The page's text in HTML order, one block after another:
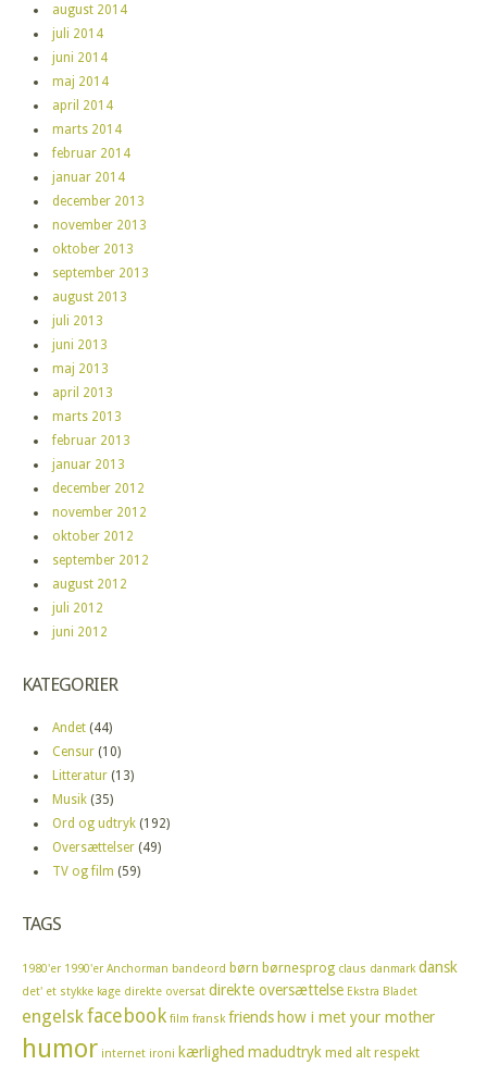
august 2014
juli 2014
juni 2014
maj 2014
april 2014
marts 2014
februar 2014
januar 2014
december 2013
november 2013
oktober 2013
september 2013
august 2013
juli 2013
juni 2013
maj 2013
april 2013
marts 2013
februar 2013
januar 2013
december 2012
november 2012
oktober 2012
september 2012
august 2012
juli 2012
juni 2012
KATEGORIER
Andet (44)
Censur (10)
Litteratur (13)
Musik (35)
Ord og udtryk (192)
Oversættelser (49)
TV og film (59)
TAGS
1980'er 1990'er Anchorman bandeord børn børnesprog claus danmark dansk
det' et stykke kage direkte oversat direkte oversættelse Ekstra Bladet
engelskfacebook film fransk friends how i met your mother
humor internet ironi kærlighed madudtryk med alt respekt